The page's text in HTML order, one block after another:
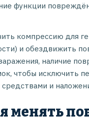
функции
компрессию для
и обездвижить
наличие
чтобы исключить
и
менять